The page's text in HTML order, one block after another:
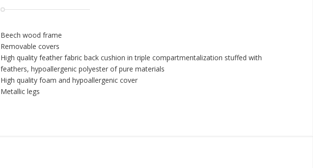
Beech wood frame
Removable covers
High quality feather fabric back cushion in triple compartmentalization stuffed with
feathers, hypoallergenic polyester of pure materials
High quality foam and hypoallergenic cover
Metallic legs